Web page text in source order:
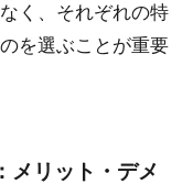
く、それぞれの特
を選ぶことが重要
メリット・デメ